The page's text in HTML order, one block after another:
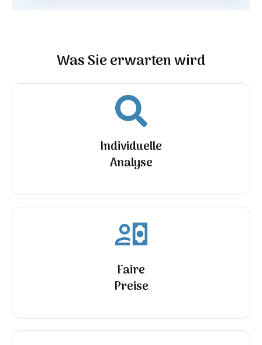
Was Sie erwarten wird
Individuelle
Analyse
Faire
Preise